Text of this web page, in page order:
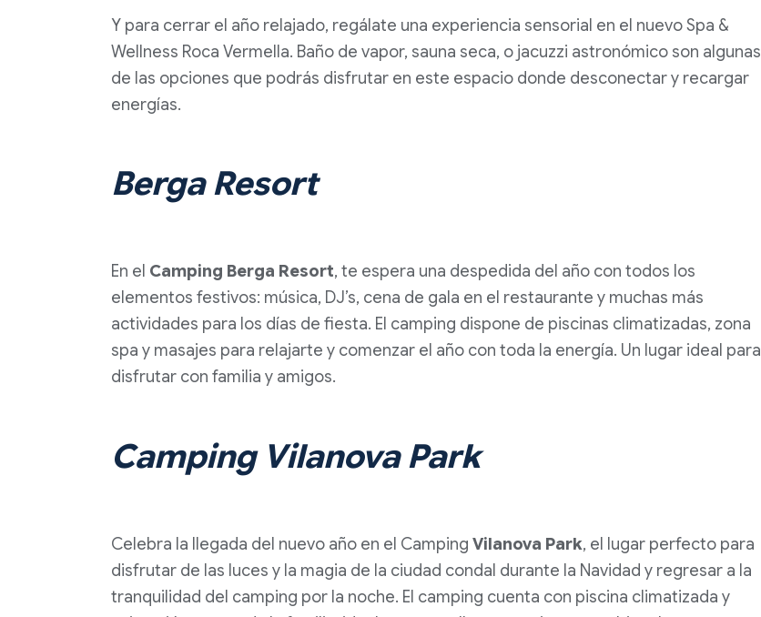
Y para cerrar el año relajado, regálate una experiencia sensorial en el nuevo Spa &
Wellness Roca Vermella. Baño de vapor, sauna seca, o jacuzzi astronómico son algunas
de las opciones que podrás disfrutar en este espacio donde desconectar y recargar
energías.
Berga Resort
En el Camping Berga Resort, te espera una despedida del año con todos los
elementos festivos: música, DJ’s, cena de gala en el restaurante y muchas más
actividades para los días de fiesta. El camping dispone de piscinas climatizadas, zona
spa y masajes para relajarte y comenzar el año con toda la energía. Un lugar ideal para
disfrutar con familia y amigos.
Camping Vilanova Park
Celebra la llegada del nuevo año en el Camping Vilanova Park, el lugar perfecto para
disfrutar de las luces y la magia de la ciudad condal durante la Navidad y regresar a la
tranquilidad del camping por la noche. El camping cuenta con piscina climatizada y